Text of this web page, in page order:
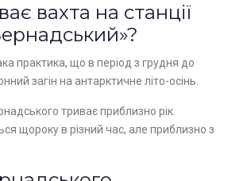
вахта на станції
практика, що в період з грудня до
загін на антарктичне літо-осінь.
триває приблизно рік.
щороку в різний час, але приблизно з